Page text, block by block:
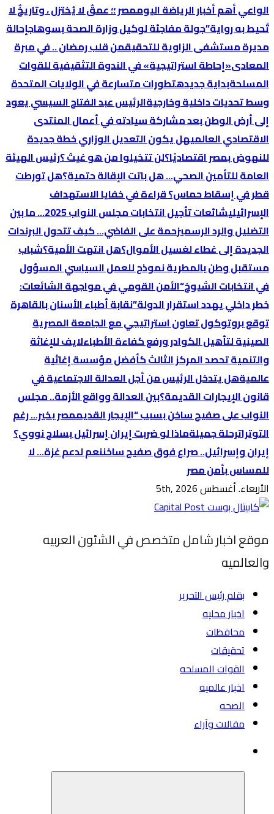
الواعيأهم أخبار الرياضة اليوممصر ؛؛ عمقٌ لا يُختزل ، وتاريخٌ لا
تُحيط به رواية”جولة مفاجئة لوكيل وزارة الصحة بسوهاجإحالة
مديرة مستشفى الزاوية للتحقيقمن قلب رمضان .. في مبرة
المعادى«إحاطة استراتيجية» في الندوة التثقيفية للقوات
المسلحةبداية جديدهتطورات متسارعة في الولايات المتحدة
وسط تحديات داخلية وخارجيةالرئيس عبد الفتاح السيسي يعود
إلى أرض الوطن بعد مشاركة سيادته في أعمال المنتدى
الاقتصادي العالميهل يكون التعديل الوزاري خطة جديدة
للنهوض بمصر اقتصاديًا؟لن تتخيلوا من هو غيث ؟رئيس الهيئة
العامة للتأمين الصحي… هل باتت الإقالة حتمية؟هل تورطت
قطر في إسقاط حماس؟ قراءة في خفايا الاستهداف
الإسرائيلي
شائعات تأجيل انتخابات مجلس النواب 2025… ما بين
التضليل والرد الرسميزحمة على الفاضي… كيف تتحول البرندات
الجديدة إلى غطاء لغسيل الأموال؟هل انتهت الأمية؟شباب
مستقبل وطن بالمطرية نموذج للعمل السياسي المسؤول
في انتخابات الشيوخ“الأمن القومي في مواجهة الشائعات:
خطر داخلي يهدد استقرار الدولة”نقابة أطباء الأسنان بالقاهرة
توقع بروتوكول تعاون استراتيجي مع الجامعة المصرية
الصينية لتأهيل الكوادر ورفع كفاءة الأطباءلايف للإغاثة
والتنمية تحصد المركز الثالث كأفضل مؤسسة إغاثية
عالميةهل يتدخل الرئيس من أجل العدالة الاجتماعية في
قانون الإيجارات القديمة؟بين العدالة وواقع الأزمة.. مجلس
النواب على صفيح ساخن بسبب “الإيجار القديممصر بخير… رغم
التوتراترحلة جميلةماذا لو ضربت إيران إسرائيل بسلاح نووي؟
إيران وإسرائيل.. صراع فوق صفيح ساخننعم لدعم غزة… لا
للمساس بأمن مصر
الأربعاء. أغسطس 5th, 2026
موقع اخبار شامل متخصص في الشئون العربيه
والعالميه
بقلم رئيس التحرير
اخبار محليه
محافظات
تحقيقات
القوات المسلحه
اخبار عالميه
الصحه
مقالات وآراء